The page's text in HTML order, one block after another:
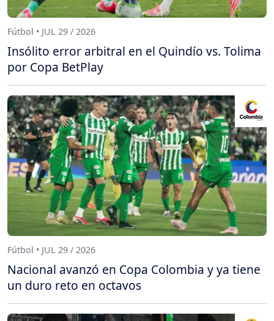
Fútbol • JUL 29 / 2026
Insólito error arbitral en el Quindío vs. Tolima
por Copa BetPlay
Fútbol • JUL 29 / 2026
Nacional avanzó en Copa Colombia y ya tiene
un duro reto en octavos